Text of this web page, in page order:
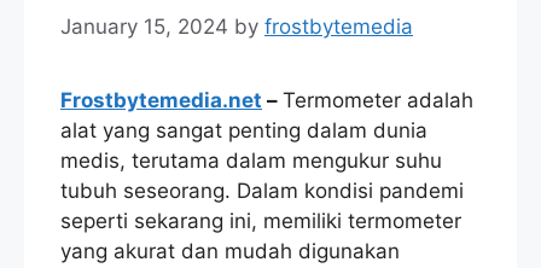
January 15, 2024 by frostbytemedia
Frostbytemedia.net – Termometer adalah
alat yang sangat penting dalam dunia
medis, terutama dalam mengukur suhu
tubuh seseorang. Dalam kondisi pandemi
seperti sekarang ini, memiliki termometer
yang akurat dan mudah digunakan